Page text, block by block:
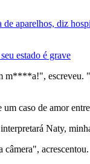
de aparelhos, diz
estado é grave
escreveu.
caso de amor
Naty,
câmera", acrescentou.